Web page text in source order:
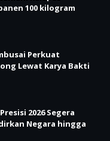
100 kilogram
Perkuat
Lewat Karya Bakti
2026 Segera
Negara hingga